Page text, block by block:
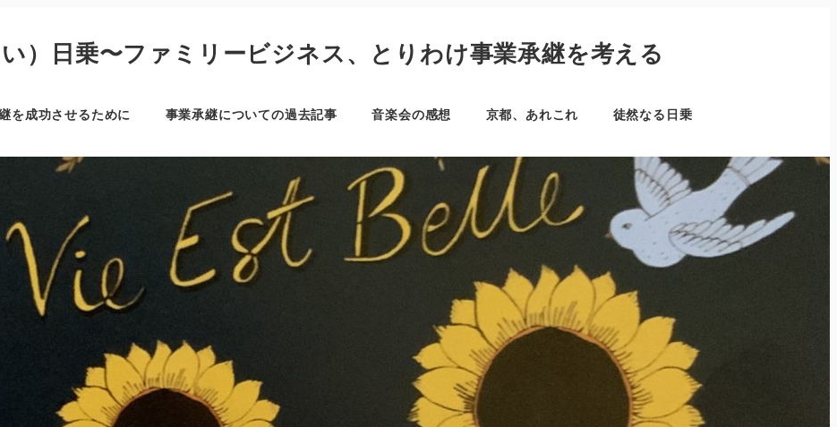
）日乗〜ファミリービジネス、とりわけ事業承継を考える
を成功させるために 事業承継についての過去記事 音楽会の感想 京都、あれこれ 徒然なる日乗